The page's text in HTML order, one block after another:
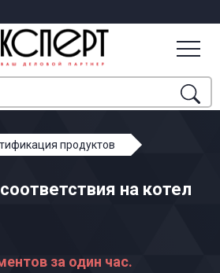
продуктов
на котел
за один час.